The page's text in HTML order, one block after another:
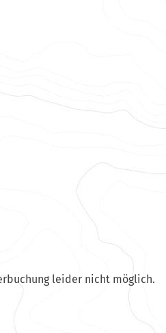
leider nicht möglich.